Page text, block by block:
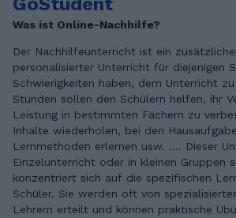
Was ist Online-Nachhilfe?
Der Nachhilfeunterricht ist ein
personalisierter Unterricht für diejenigen Schüler, die
Schwierigkeiten haben, dem Unterricht
Stunden sollen den Schülern helfen, ihr
Leistung in bestimmten Fächern zu
Inhalte wiederholen, bei den
Lernmethoden erlernen usw. .... Dieser
Einzelunterricht oder in kleinen Gruppen
konzentriert sich auf die spezifischen
Schüler. Sie werden oft von
Lehrern erteilt und können praktische